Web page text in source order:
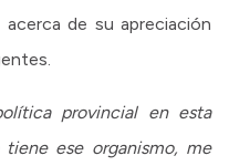
de su apreciación
provincial en esta
ese organismo, me